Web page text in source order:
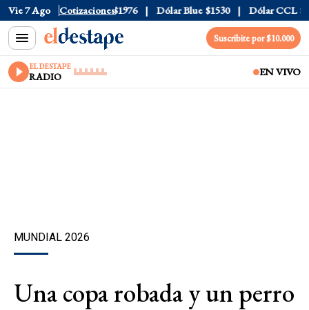
Vie 7 Ago Cotizaciones
Dólar Tarjeta $1976 Dólar Blue $1530 Dólar CCL
Suscribite por $10.000
EL DESTAPE
RADIO EN VIVO
MUNDIAL 2026
Una copa robada y un perro